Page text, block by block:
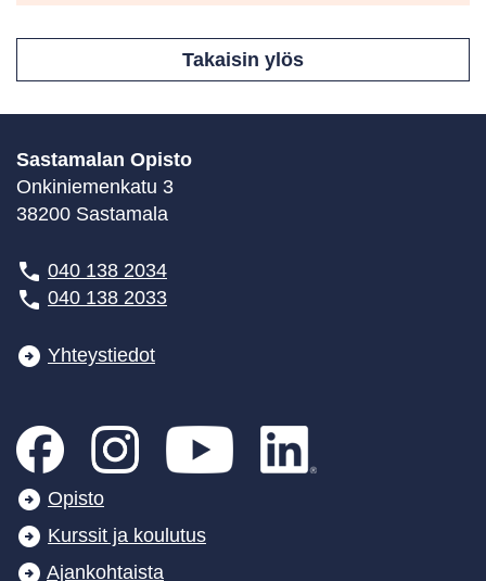
Sastamalan Opisto
Onkiniemenkatu 3
38200 Sastamala
040 138 2034
040 138 2033
Yhteystiedot
Opisto
Kurssit ja koulutus
Ajankohtaista